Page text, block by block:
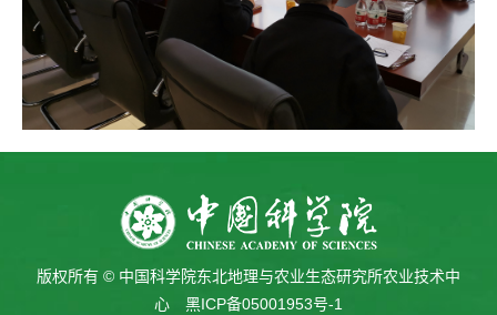
版权所有 © 中国科学院东北地理与农业生态研究所农业技术中
心 黑ICP备05001953号-1